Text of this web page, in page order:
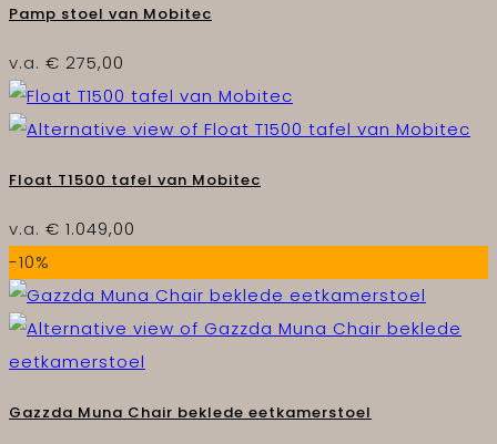
Pamp stoel van Mobitec
v.a. € 275,00
Float T1500 tafel van Mobitec
v.a. € 1.049,00
-10%
Gazzda Muna Chair beklede eetkamerstoel